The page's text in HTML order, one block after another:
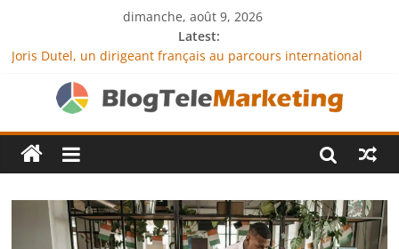
dimanche, août 9, 2026
Latest:
Joris Dutel, un dirigeant français au parcours international
Agria Assurance Animaux : comment l’entreprise se
démarque-t-elle de la concurrence ?
JCA Academy : l’excellence au service de l’indépendance
financière
Denis Bouclon : la diplomatie éducative comme moteur de
Next Terra International : des solutions logistiques au service
du commerce international